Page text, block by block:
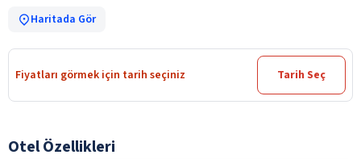
Haritada Gör
Fiyatları görmek için tarih seçiniz Tarih Seç
Otel Özellikleri